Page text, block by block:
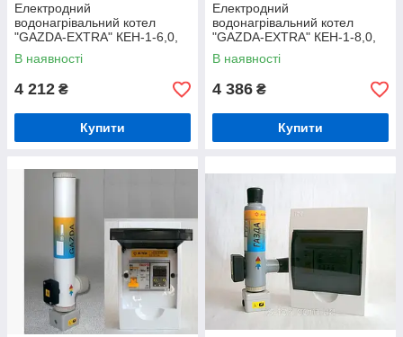
Електродний
водонагрівальний котел
"GAZDA-EXTRA" КЕН-1-6,0,
6-7,5 КВТ із комплектом
автоматики Люкс
В наявності
4 212 ₴
Купити
Електродний
водонагрівальний котел
"GAZDA-EXTRA" КЕН-1-8,0,
8-9,5 КВТ із комплектом
автоматики Люкс
В наявності
4 386 ₴
Купити